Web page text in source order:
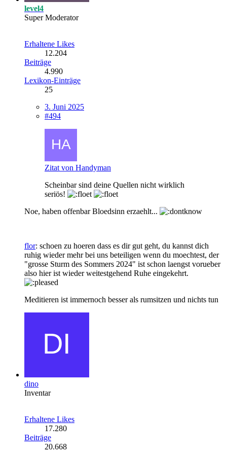
level4
Super Moderator
Erhaltene Likes
12.204
Beiträge
4.990
Lexikon-Einträge
25
3. Juni 2025
#494
Zitat von Handyman
Scheinbar sind deine Quellen nicht wirklich
seriös!
Noe, haben offenbar Bloedsinn erzaehlt...
flor: schoen zu hoeren dass es dir gut geht, du kannst dich
ruhig wieder mehr bei uns beteiligen wenn du moechtest, der
"grosse Sturm des Sommers 2024" ist schon laengst vorueber
also hier ist wieder weitestgehend Ruhe eingekehrt.
Meditieren ist immernoch besser als rumsitzen und nichts tun
dino
Inventar
Erhaltene Likes
17.280
Beiträge
20.668